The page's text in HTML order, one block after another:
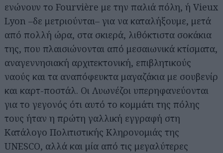
ενώνουν το Fourvière με την παλιά πόλη, ή Vieux
Lyon –δε μετριούνται– για να καταλήξουμε, μετά
από πολλή ώρα, στα σκιερά, λιθόκτιστα σοκάκια
της, που πλαισιώνονται από μεσαιωνικά κτίσματα,
αναγεννησιακή αρχιτεκτονική, επιβλητικούς
ναούς και τα αναπόφευκτα μαγαζάκια με σουβενίρ
και καρτ-ποστάλ. Οι Λυωνέζοι υπερηφανεύονται
για το γεγονός ότι αυτό το κομμάτι της πόλης
τους ήταν η πρώτη γαλλική εγγραφή στη
Κατάλογο Πολιτιστικής Κληρονομιάς της
UNESCO, αλλά και μία από τις μεγαλύτερες